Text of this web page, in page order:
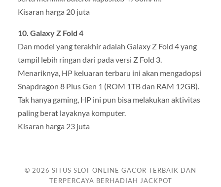
Kisaran harga 20 juta
10. Galaxy Z Fold 4
Dan model yang terakhir adalah Galaxy Z Fold 4 yang
tampil lebih ringan dari pada versi Z Fold 3.
Menariknya, HP keluaran terbaru ini akan mengadopsi
Snapdragon 8 Plus Gen 1 (ROM 1TB dan RAM 12GB).
Tak hanya gaming, HP ini pun bisa melakukan aktivitas
paling berat layaknya komputer.
Kisaran harga 23 juta
© 2026 SITUS SLOT ONLINE GACOR TERBAIK DAN
TERPERCAYA BERHADIAH JACKPOT